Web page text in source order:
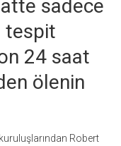
sadece
tespit
24 saat
ölenin
Robert